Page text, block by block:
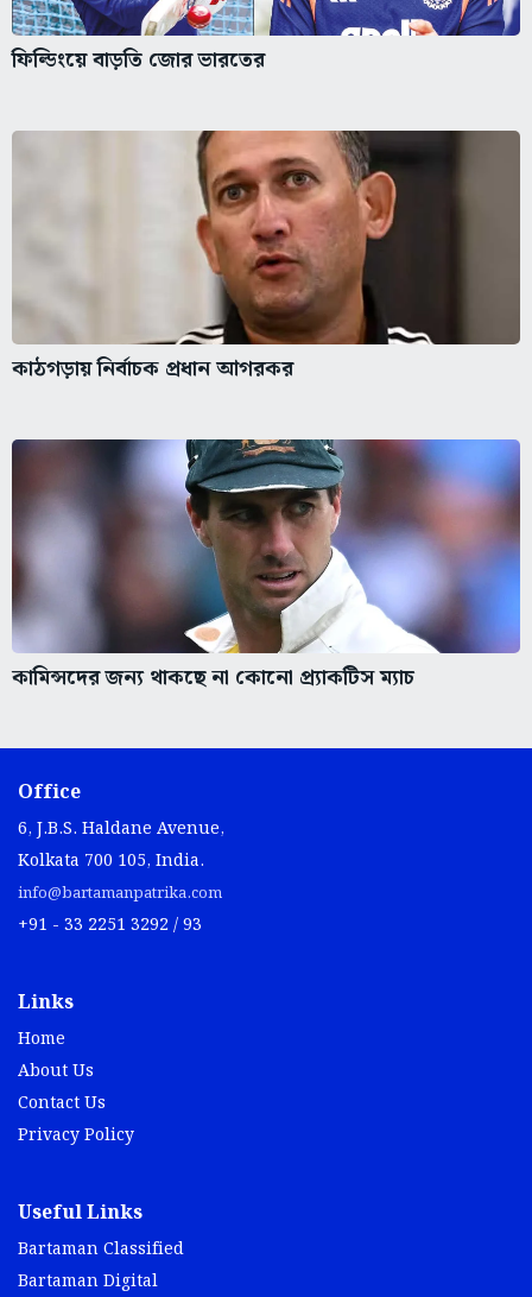
ফিল্ডিংয়ে বাড়তি জোর ভারতের
কাঠগড়ায় নির্বাচক প্রধান আগরকর
কামিন্সদের জন্য থাকছে না কোনো প্র্যাকটিস ম্যাচ
Office
6, J.B.S. Haldane Avenue,
Kolkata 700 105, India.
info@bartamanpatrika.com
+91 - 33 2251 3292 / 93
Links
Home
About Us
Contact Us
Privacy Policy
Useful Links
Bartaman Classified
Bartaman Digital